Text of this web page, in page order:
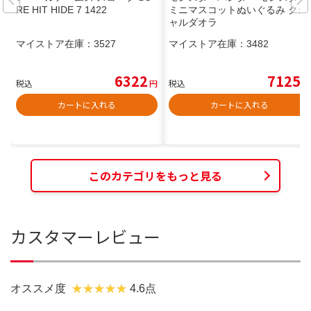
RE HIT HIDE 7 1422
マイストア在庫： 3527
税込 6322円
カートに入れる
ミニマスコットぬいぐるみ クシ
ャルダオラ
マイストア在庫： 3482
税込 7125
カートに入れる
このカテゴリをもっと見る
カスタマーレビュー
オススメ度 4.6点